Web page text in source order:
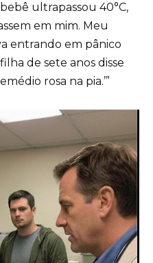
ultrapassou 40°C,
em mim. Meu
entrando em pânico
de sete anos disse
rosa na pia.’”